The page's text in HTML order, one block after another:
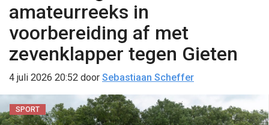
amateurreeks in
voorbereiding af met
zevenklapper tegen Gieten
4 juli 2026 20:52 door Sebastiaan Scheffer
SPORT